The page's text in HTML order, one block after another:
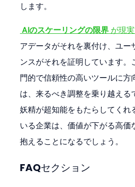
します。
AIのスケーリングの限界 が現
アデータがそれを裏付け、ユー
ンスがそれを証明しています。
門的で信頼性の高いツールに方
は、来るべき調整を乗り越える
妖精が超知能をもたらしてくれ
いる企業は、価値が下がる高価
抱えることになるでしょう。
FAQセクション